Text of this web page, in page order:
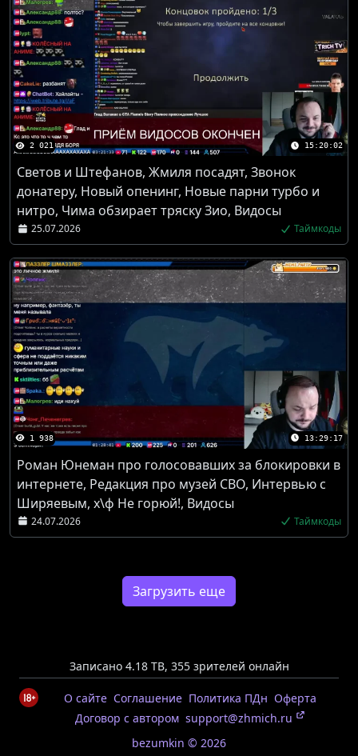
2 021 15:20:02
Светов и Штефанов, Жмиля посадят, Звонок
донатеру, Новый опенинг, Новые парни турбо и
нитро, Чима обзирает тряску Зио, Видосы
25.07.2026 Таймкоды
1 938 13:29:17
Роман Юнеман про голосовавших за блокировки в
интернете, Редакция про музей СВО, Интервью с
Ширяевым, х\ф Не горюй!, Видосы
24.07.2026 Таймкоды
Загрузить еще
Записано 4.18 TB, 355 зрителей онлайн
О сайте Соглашение Политика ПДн Оферта
Договор с автором support@zhmich.ru
bezumkin © 2026